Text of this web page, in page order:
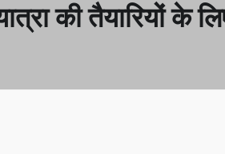
की तैयारियों के